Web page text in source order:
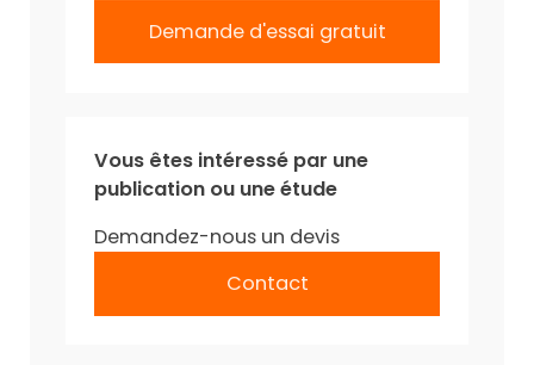
Demande d'essai gratuit
Vous êtes intéressé par une
publication ou une étude
Demandez-nous un devis
Contact